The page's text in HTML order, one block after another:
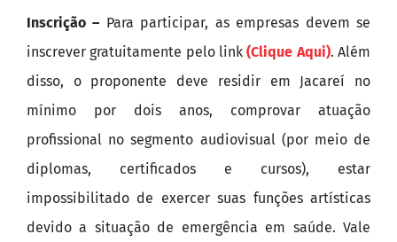
Inscrição – Para participar, as empresas devem se
inscrever gratuitamente pelo link (Clique Aqui). Além
disso, o proponente deve residir em Jacareí no
mínimo por dois anos, comprovar atuação
profissional no segmento audiovisual (por meio de
diplomas, certificados e cursos), estar
impossibilitado de exercer suas funções artísticas
devido a situação de emergência em saúde. Vale